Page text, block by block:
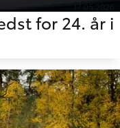
17.05.2026
for 24. år i